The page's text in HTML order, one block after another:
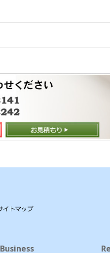
Business